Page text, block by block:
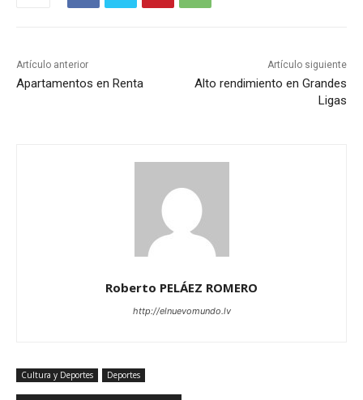
Artículo anterior
Apartamentos en Renta
Artículo siguiente
Alto rendimiento en Grandes
Ligas
Roberto PELÁEZ ROMERO
http://elnuevomundo.lv
Cultura y Deportes Deportes